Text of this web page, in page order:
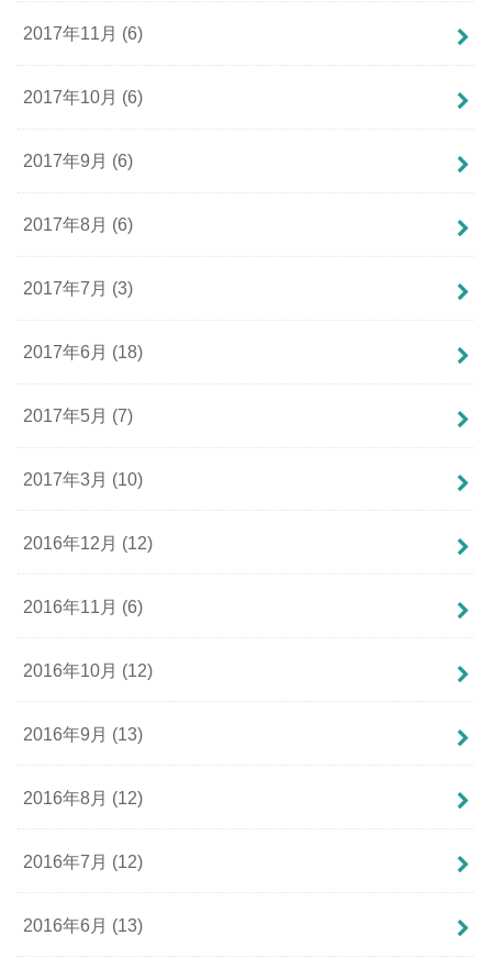
2017年11月 (6)
2017年10月 (6)
2017年9月 (6)
2017年8月 (6)
2017年7月 (3)
2017年6月 (18)
2017年5月 (7)
2017年3月 (10)
2016年12月 (12)
2016年11月 (6)
2016年10月 (12)
2016年9月 (13)
2016年8月 (12)
2016年7月 (12)
2016年6月 (13)